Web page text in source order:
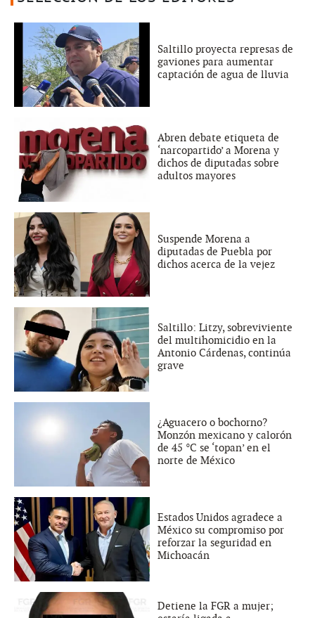
Saltillo proyecta represas de
gaviones para aumentar
captación de agua de lluvia
Abren debate etiqueta de
‘narcopartido’ a Morena y
dichos de diputadas sobre
adultos mayores
Suspende Morena a
diputadas de Puebla por
dichos acerca de la vejez
Saltillo: Litzy, sobreviviente
del multihomicidio en la
Antonio Cárdenas, continúa
grave
¿Aguacero o bochorno?
Monzón mexicano y calorón
de 45 °C se ‘topan’ en el
norte de México
Estados Unidos agradece a
México su compromiso por
reforzar la seguridad en
Michoacán
Detiene la FGR a mujer;